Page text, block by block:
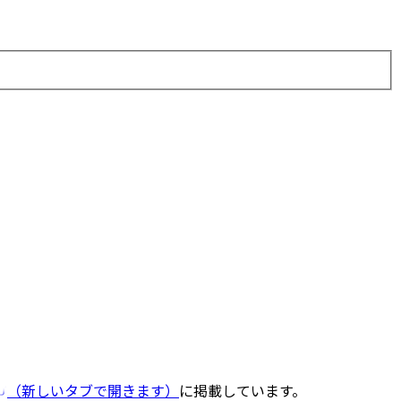
（新しいタブで開きます） に掲載しています。